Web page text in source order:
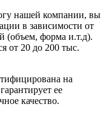
нашей компании, вы
в зависимости от
(объем, форма и.т.д).
от 20 до 200 тыс.
на
ее
качество.